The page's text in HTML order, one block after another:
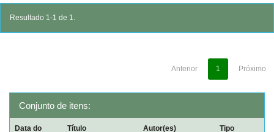
Resultado 1-1 de 1.
Anterior 1 Próximo
Conjunto de itens:
Data do
Título Autor(es) Tipo